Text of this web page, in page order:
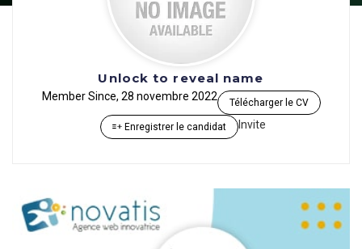
Unlock to reveal name
Member Since, 28 novembre 2022 Télécharger le CV
Enregistrer le candidat Invite